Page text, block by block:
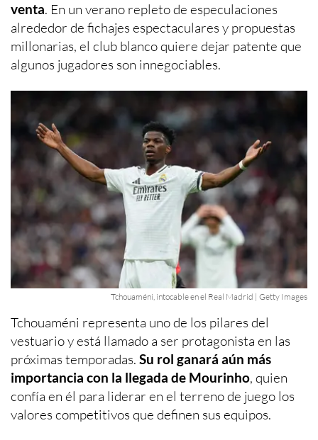
venta. En un verano repleto de especulaciones
alrededor de fichajes espectaculares y propuestas
millonarias, el club blanco quiere dejar patente que
algunos jugadores son innegociables.
Tchouaméni, intocable en el Real Madrid | Getty Images
Tchouaméni representa uno de los pilares del
vestuario y está llamado a ser protagonista en las
próximas temporadas. Su rol ganará aún más
importancia con la llegada de Mourinho, quien
confía en él para liderar en el terreno de juego los
valores competitivos que definen sus equipos.